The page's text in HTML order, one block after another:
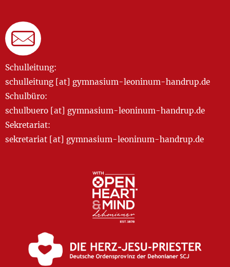
Schulleitung:
schulleitung [at] gymnasium-leoninum-handrup.de
Schulbüro:
schulbuero [at] gymnasium-leoninum-handrup.de
Sekretariat:
sekretariat [at] gymnasium-leoninum-handrup.de